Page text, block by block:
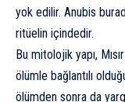
yok edilir. Anubis
ritüelin içindedir.
Bu mitolojik yapı,
ölümle bağlantılı
ölümden sonra da